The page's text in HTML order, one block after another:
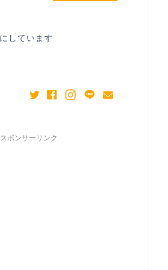
しています
スポンサーリンク